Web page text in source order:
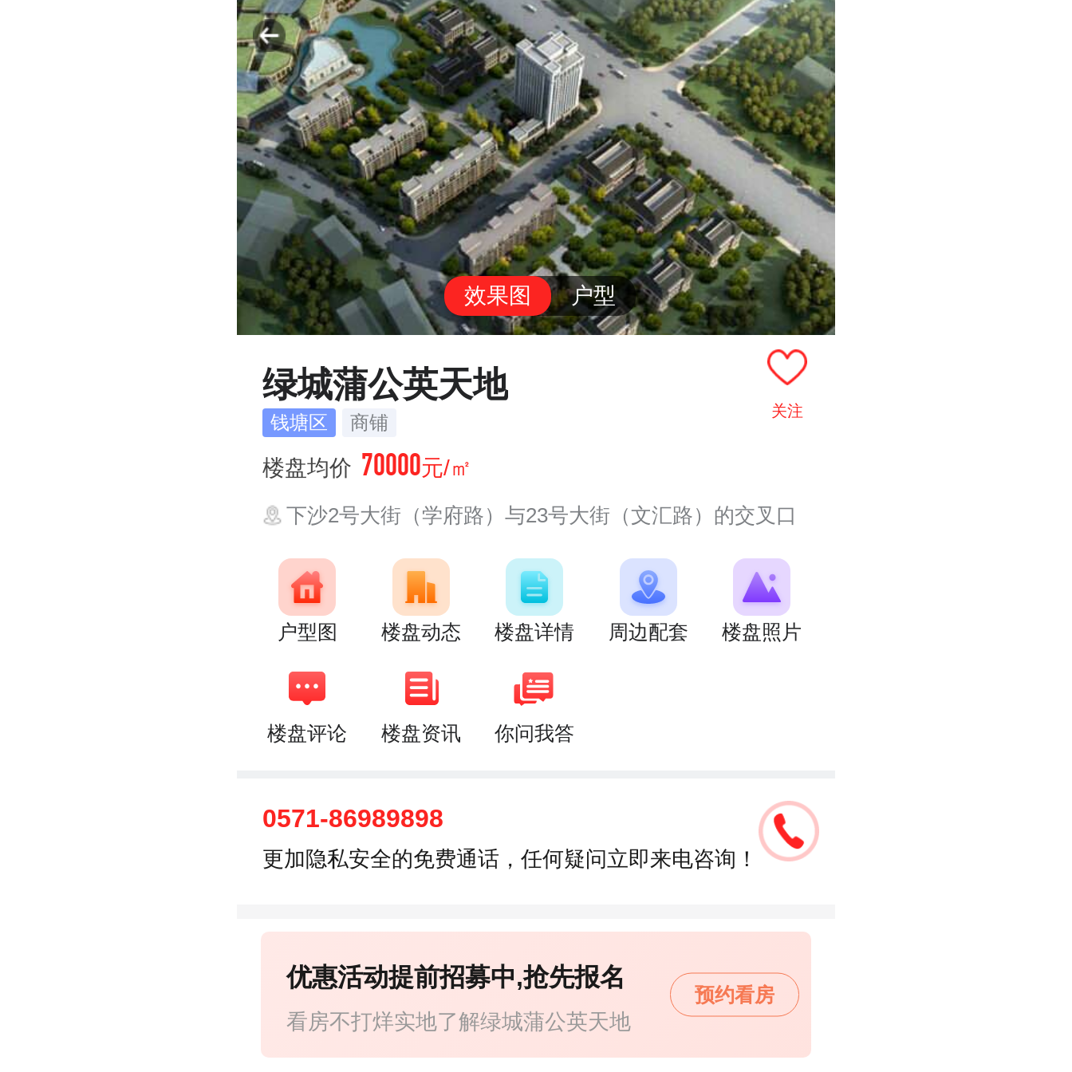
效果图 户型
关注
绿城蒲公英天地
钱塘区 商铺
楼盘均价 70000元/㎡
下沙2号大街（学府路）与23号大街（文汇路）的交叉口
户型图 楼盘动态 楼盘详情 周边配套 楼盘照片
楼盘评论 楼盘资讯 你问我答
0571-86989898
更加隐私安全的免费通话，任何疑问立即来电咨询！
看房不打烊实地了解绿城蒲公英天地
优惠活动提前招募中,抢先报名
预约看房